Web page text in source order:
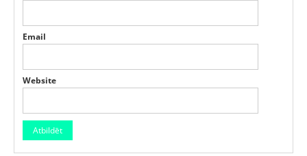
Email
Website